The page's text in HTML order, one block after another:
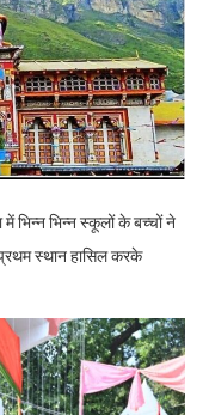
भिन्न भिन्न स्कूलों के बच्चों ने
स्थान हासिल करके